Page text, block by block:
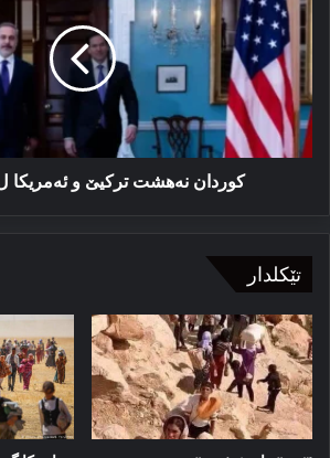
ترکیێ
و
ئەمریکا
ل
هەڤ
بکن
کوردان نەهشت ترکیێ و
تێکلدار